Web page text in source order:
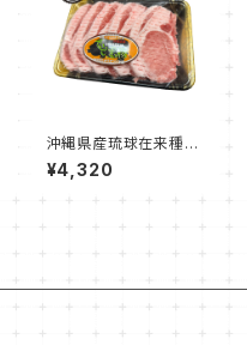
沖縄県産琉球在来種ア
グー豚 ローストンカ
ツ用 約1kg（約200g
前後ｘ5枚入）
¥4,320